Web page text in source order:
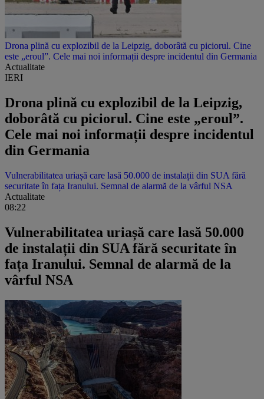
Drona plină cu explozibil de la Leipzig, doborâtă cu piciorul. Cine
este „eroul”. Cele mai noi informații despre incidentul din Germania
Actualitate
IERI
Drona plină cu explozibil de la Leipzig,
doborâtă cu piciorul. Cine este „eroul”.
Cele mai noi informații despre incidentul
din Germania
Vulnerabilitatea uriașă care lasă 50.000 de instalații din SUA fără
securitate în fața Iranului. Semnal de alarmă de la vârful NSA
Actualitate
08:22
Vulnerabilitatea uriașă care lasă 50.000
de instalații din SUA fără securitate în
fața Iranului. Semnal de alarmă de la
vârful NSA